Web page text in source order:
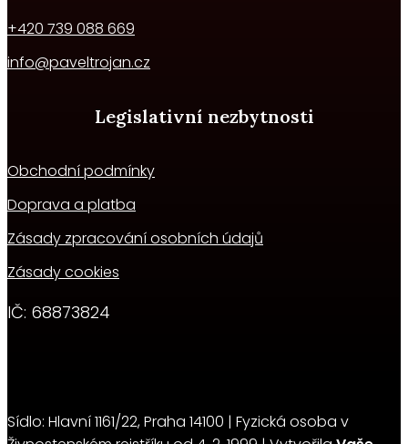
+420 739 088 669
info@paveltrojan.cz
Legislativní nezbytnosti
Obchodní podmínky
Doprava a platba
Zásady zpracování osobních údajů
Zásady cookies
IČ: 68873824
Sídlo: Hlavní 1161/22, Praha 14100 | Fyzická osoba v